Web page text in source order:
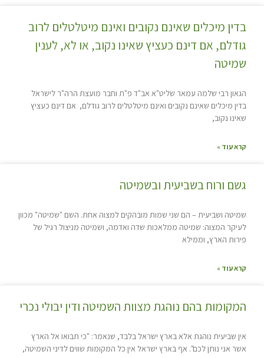
בדין מיכלים שאינם נקובים ואינם מיטלטלים לרוב
גודלם, אם דינם כעציץ שאינו נקוב, או לא, לענין
שמיטה
הגאון רבי שלמה עמאר שליט"א אב"ד פ"ת וחבר מועצת הרה"ר לישראל
בדין מיכלים שאינם נקובים ואינם מיטלטלים לרוב גודלם, אם דינם כעציץ
שאינו נקוב,
קרא עוד »
גשם ורוח בשביעית ובשמיטה
שמיטה ושביעית – הם שני שמות מובהקים למצוה אחת. השם "שמיטה" מכוון
לעיקר המצוה: שמיטה ממלאכות שדה ואדמה, ושמיטה מניצול רגיל של
פירות הארץ, וממילא
קרא עוד »
המקומות בהם נוהגת מצוות השמיטה ודין יבולי נכרי
אין שביעית נוהגת אלא בארץ ישראל בלבד, שנאמר: "כי תבואו אל הארץ
אשר אני נותן לכם". אף בארץ ישראל אין כל המקומות שווים לדיני השמיטה,